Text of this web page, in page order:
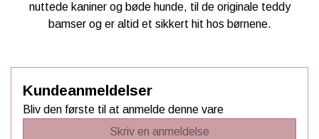
nuttede kaniner og bøde hunde, til de originale teddy
bamser og er altid et sikkert hit hos børnene.
Kundeanmeldelser
Bliv den første til at anmelde denne vare
Skriv en anmeldelse